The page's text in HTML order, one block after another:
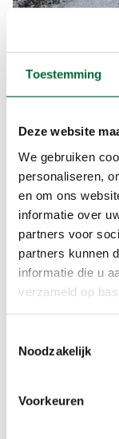
Toestemming
Deze website
We gebruiken
personaliseren,
en om ons
informatie over
partners voor
partners kunnen
informatie die u
verzameld op
Noodzakelijk
Voorkeuren